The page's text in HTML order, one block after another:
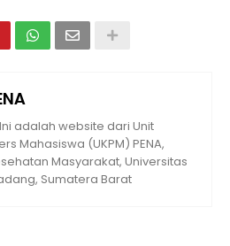
adalah website dari Unit
Mahasiswa (UKPM) PENA,
Masyarakat, Universitas
Sumatera Barat